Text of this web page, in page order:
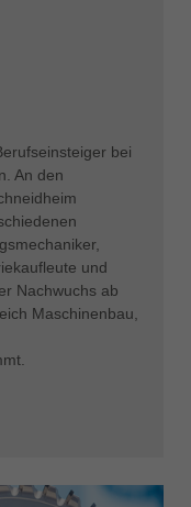
bei
An den
und
Nachwuchs ab
Maschinenbau,